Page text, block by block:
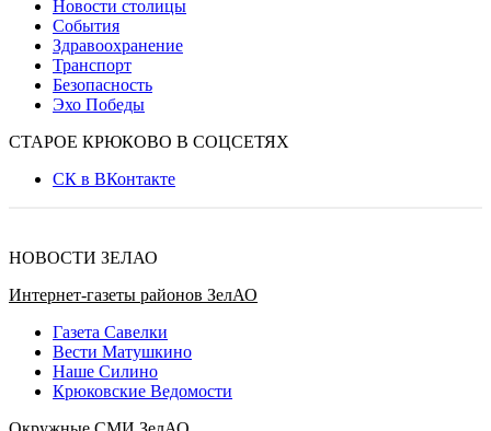
Новости столицы
События
Здравоохранение
Транспорт
Безопасность
Эхо Победы
СТАРОЕ КРЮКОВО В СОЦСЕТЯХ
СК в ВКонтакте
НОВОСТИ ЗЕЛАО
Интернет-газеты районов ЗелАО
Газета Савелки
Вести Матушкино
Наше Силино
Крюковские Ведомости